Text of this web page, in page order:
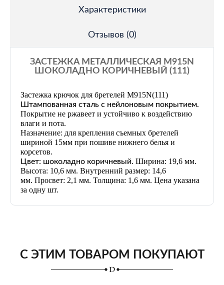
Характеристики
Отзывов (0)
ЗАСТЕЖКА МЕТАЛЛИЧЕСКАЯ M915N
ШОКОЛАДНО КОРИЧНЕВЫЙ (111)
Застежка крючок для бретелей M915N(111)
Штампованная сталь с нейлоновым покрытием.
Покрытие не ржавеет и устойчиво к воздействию
влаги и пота.
Назначение: для крепления съемных бретелей
шириной 15мм при пошиве нижнего белья и
корсетов.
Цвет: шоколадно коричневый. Ширина: 19,6 мм.
Высота: 10,6 мм. Внутренний размер: 14,6
мм. Просвет: 2,1 мм. Толщина: 1,6 мм. Цена указана
за одну шт.
С ЭТИМ ТОВАРОМ ПОКУПАЮТ